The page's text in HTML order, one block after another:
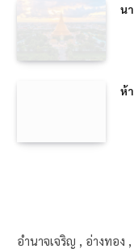
น
อำนาจเจริญ , อ่างทอง